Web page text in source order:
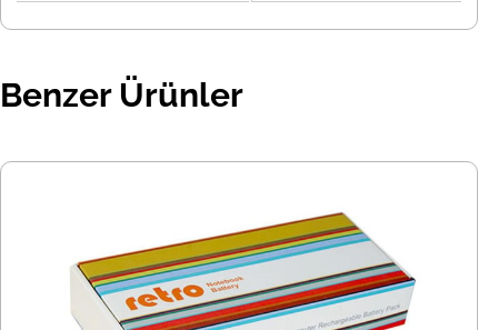
Benzer Ürünler